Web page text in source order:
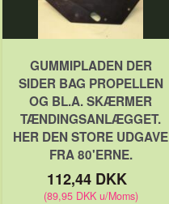
GUMMIPLADEN DER
SIDER BAG PROPELLEN
OG BL.A. SKÆRMER
TÆNDINGSANLÆGGET.
HER DEN STORE UDGAVE
FRA 80'ERNE.
112,44 DKK
(89,95 DKKu/Moms)